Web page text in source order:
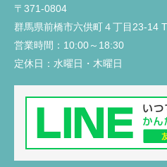
〒371-0804
群馬県前橋市六供町４丁目23‐14
営業時間： 10:00～18:30
定休日： 水曜日・木曜日